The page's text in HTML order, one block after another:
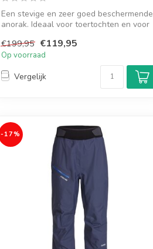
Een stevige en zeer goed beschermende
anorak. Ideaal voor toertochten en voor
€199,95 €119,95
Op voorraad
Vergelijk
-17%